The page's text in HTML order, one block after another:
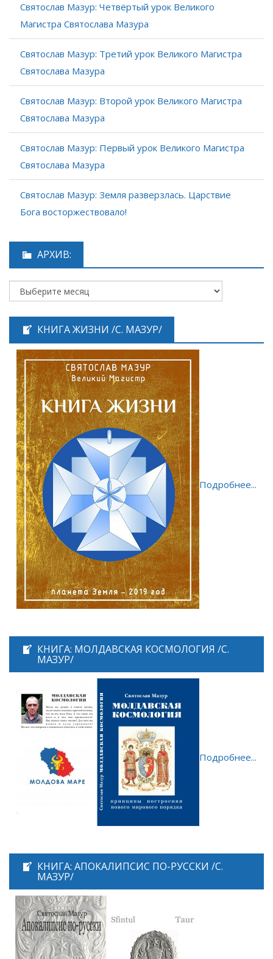
Святослав Мазур: Четвёртый урок Великого
Магистра Святослава Мазура
Святослав Мазур: Третий урок Великого Магистра
Святослава Мазура
Святослав Мазур: Второй урок Великого Магистра
Святослава Мазура
Святослав Мазур: Первый урок Великого Магистра
Святослава Мазура
Святослав Мазур: Земля разверзлась. Царствие
Бога восторжествовало!
АРХИВ:
КНИГА ЖИЗНИ /С. МАЗУР/
Подробнее...
КНИГА: МОЛДАВСКАЯ КОСМОЛОГИЯ /С.
МАЗУР/
Подробнее...
КНИГА: АПОКАЛИПСИС ПО-РУССКИ /С.
МАЗУР/